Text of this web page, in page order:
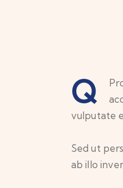
Q
vulputate
Sed ut
ab illo